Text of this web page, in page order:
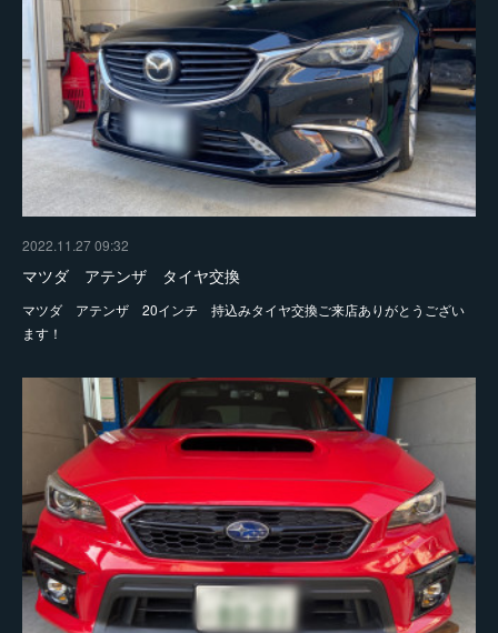
2022.11.27 09:32
マツダ アテンザ タイヤ交換
マツダ アテンザ 20インチ 持込みタイヤ交換ご来店ありがとうござい
ます！